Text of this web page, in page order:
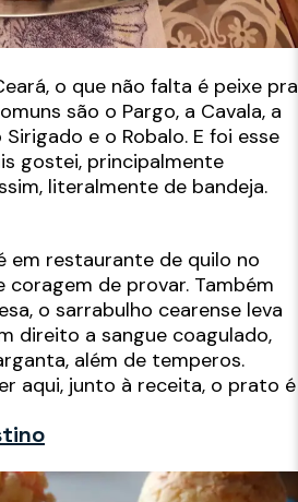
o que não falta é peixe pra
são o Pargo, a Cavala, a
Sirigado e o Robalo. E foi esse
gostei, principalmente
literalmente de bandeja.
em restaurante de quilo no
coragem de provar. Também
o sarrabulho cearense leva
direito a sangue coagulado,
além de temperos.
aqui, junto à receita, o prato é